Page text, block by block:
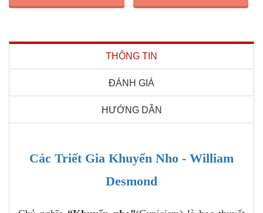
THÔNG TIN
ĐÁNH GIÁ
HƯỚNG DẪN
Các Triết Gia Khuyển Nho - William
Desmond